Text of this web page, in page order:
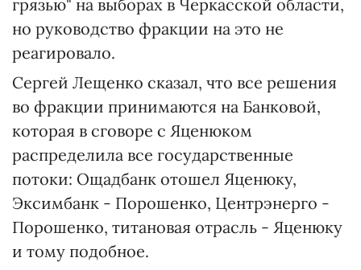
грязью" на выборах в Черкасской области,
но руководство фракции на это не
реагировало.
Сергей Лещенко сказал, что все решения
во фракции принимаются на Банковой,
которая в сговоре с Яценюком
распределила все государственные
потоки: Ощадбанк отошел Яценюку,
Эксимбанк - Порошенко, Центрэнерго -
Порошенко, титановая отрасль - Яценюку
и тому подобное.